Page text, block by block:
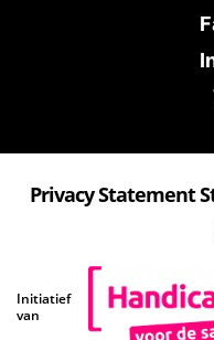
Privacy Statement
Initiatief
van